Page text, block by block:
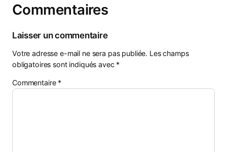
Commentaires
Laisser un commentaire
Votre adresse e-mail ne sera pas publiée. Les champs
obligatoires sont indiqués avec *
Commentaire *